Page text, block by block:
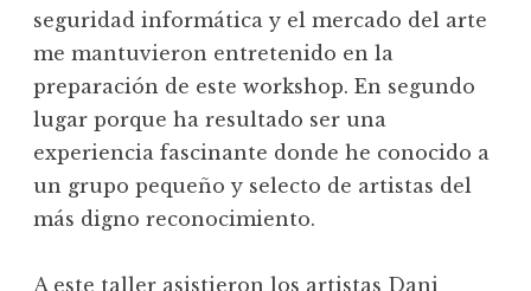
seguridad informática y el mercado del arte
me mantuvieron entretenido en la
preparación de este workshop. En segundo
lugar porque ha resultado ser una
experiencia fascinante donde he conocido a
un grupo pequeño y selecto de artistas del
más digno reconocimiento.
A este taller asistieron los artistas Dani